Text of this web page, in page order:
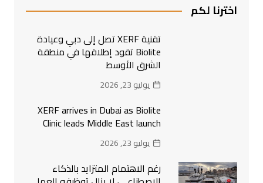
اخترنا لكم
تقنية XERF تصل إلى دبي وعيادة
Biolite تقود إطلاقها في منطقة
الشرق الأوسط
يوليو 23, 2026
XERF arrives in Dubai as Biolite
Clinic leads Middle East launch
يوليو 23, 2026
رغم الاهتمام المتزايد بالذكاء